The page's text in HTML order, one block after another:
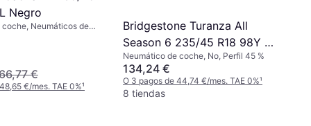
Negro
Neumáticos de
€
€/mes. TAE 0%¹
Bridgestone Turanza All
Season 6 235/45 R18 98Y XL
Enliten
Neumático de coche, No, Perfil 45 %
134,24 €
O 3 pagos de 44,74 €/mes. TAE 0%¹
8 tiendas